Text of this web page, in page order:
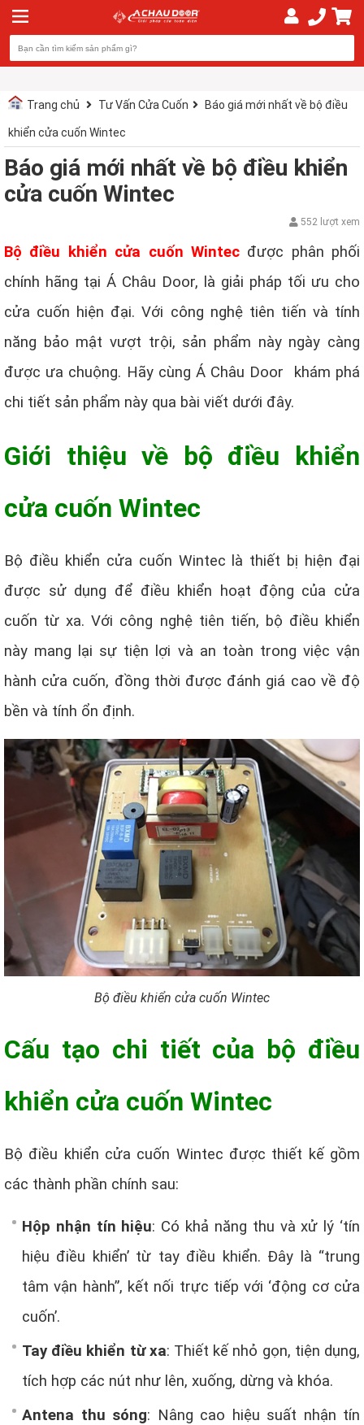
Trang chủ Tư Vấn Cửa Cuốn Báo giá mới nhất về bộ điều
khiển cửa cuốn Wintec
Báo giá mới nhất về bộ điều khiển
cửa cuốn Wintec
552 lượt xem
Bộ điều khiển cửa cuốn Wintecđược phân phối
chính hãng tại Á Châu Door, là giải pháp tối ưu cho
cửa cuốn hiện đại. Với công nghệ tiên tiến và tính
năng bảo mật vượt trội, sản phẩm này ngày càng
được ưa chuộng. Hãy cùng Á Châu Door khám phá
chi tiết sản phẩm này qua bài viết dưới đây.
Giới thiệu về bộ điều khiển
cửa cuốn Wintec
Bộ điều khiển cửa cuốn Wintec là thiết bị hiện đại
được sử dụng để điều khiển hoạt động của cửa
cuốn từ xa. Với công nghệ tiên tiến, bộ điều khiển
này mang lại sự tiện lợi và an toàn trong việc vận
hành cửa cuốn, đồng thời được đánh giá cao về độ
bền và tính ổn định.
Bộ điều khiển cửa cuốn Wintec
Cấu tạo chi tiết của bộ điều
khiển cửa cuốn Wintec
Bộ điều khiển cửa cuốn Wintec được thiết kế gồm
các thành phần chính sau:
Hộp nhận tín hiệu: Có khả năng thu và xử lý ‘tín
hiệu điều khiển’ từ tay điều khiển. Đây là “trung
tâm vận hành”, kết nối trực tiếp với ‘động cơ cửa
cuốn’.
Tay điều khiển từ xa: Thiết kế nhỏ gọn, tiện dụng,
tích hợp các nút như lên, xuống, dừng và khóa.
Antena thu sóng: Nâng cao hiệu suất nhận tín